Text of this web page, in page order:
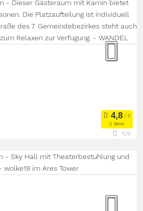
Kongresszentrum
2 Bew.
Eventlocation
109